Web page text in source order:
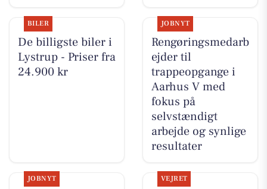
BILER
De billigste biler i
Lystrup - Priser fra
24.900 kr
JOBNYT
Rengøringsmedarb
ejder til
trappeopgange i
Aarhus V med
fokus på
selvstændigt
arbejde og synlige
resultater
JOBNYT VEJRET